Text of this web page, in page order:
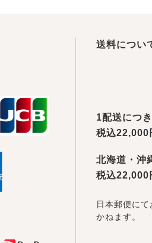
送料につい
1配送につ
税込22,000
北海道・沖
税込22,000
日本郵便に
かねます。